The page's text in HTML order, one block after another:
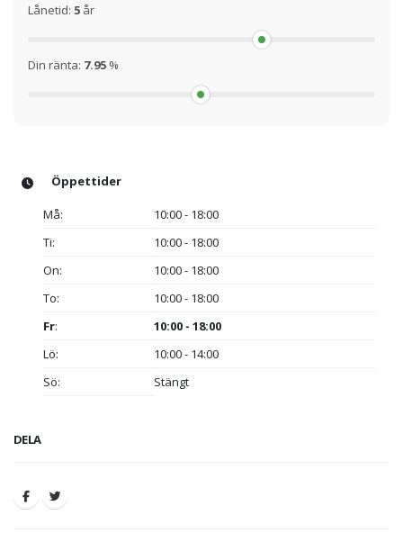
Lånetid: 5 år
Din ränta: 7.95 %
Öppettider
Må:
10:00 - 18:00
Ti:
10:00 - 18:00
On:
10:00 - 18:00
To:
10:00 - 18:00
Fr:
10:00 - 18:00
Lö:
10:00 - 14:00
Sö:
Stängt
DELA